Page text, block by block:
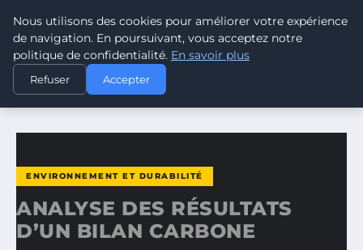
CLIMATE RESPONSE BLOG
ACCUEIL
ENVIRONNEMENT ET DURABILITÉ
ANALYSE DES RÉSULTATS D’UN BILAN CARBONE
ENVIRONNEMENT ET DURABILITÉ
ANALYSE DES RÉSULTATS
D’UN BILAN CARBONE
Nous utilisons des cookies pour améliorer votre expérience
de navigation. En poursuivant, vous acceptez notre
politique de confidentialité. En savoir plus
Refuser Accepter